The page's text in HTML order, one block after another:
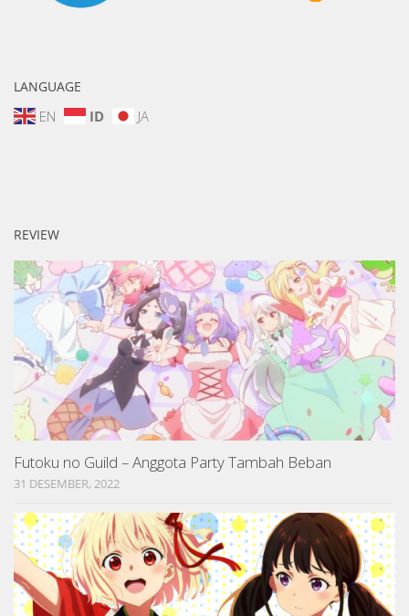
LANGUAGE
EN ID JA
REVIEW
Futoku no Guild – Anggota Party Tambah Beban
31 DESEMBER, 2022